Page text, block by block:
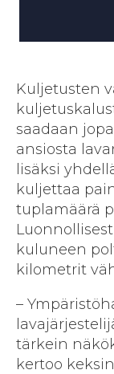
Kuljetusten
saadaan
ansiosta
lisäksi
kuljettaa
tuplamäärä
kuluneen
kilometrit
–
tärkein
kertoo